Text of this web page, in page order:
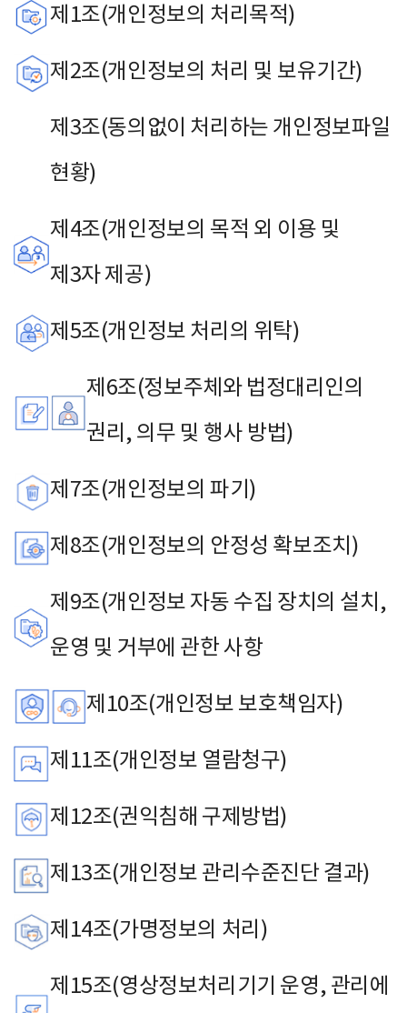
제1조(개인정보의 처리목적)
제2조(개인정보의 처리 및 보유기간)
제3조(동의없이 처리하는 개인정보파일
현황)
제4조(개인정보의 목적 외 이용 및
제3자 제공)
제5조(개인정보 처리의 위탁)
제6조(정보주체와 법정대리인의
권리, 의무 및 행사 방법)
제7조(개인정보의 파기)
제8조(개인정보의 안정성 확보조치)
제9조(개인정보 자동 수집 장치의 설치,
운영 및 거부에 관한 사항
제10조(개인정보 보호책임자)
제11조(개인정보 열람청구)
제12조(권익침해 구제방법)
제13조(개인정보 관리수준진단 결과)
제14조(가명정보의 처리)
제15조(영상정보처리기기 운영, 관리에